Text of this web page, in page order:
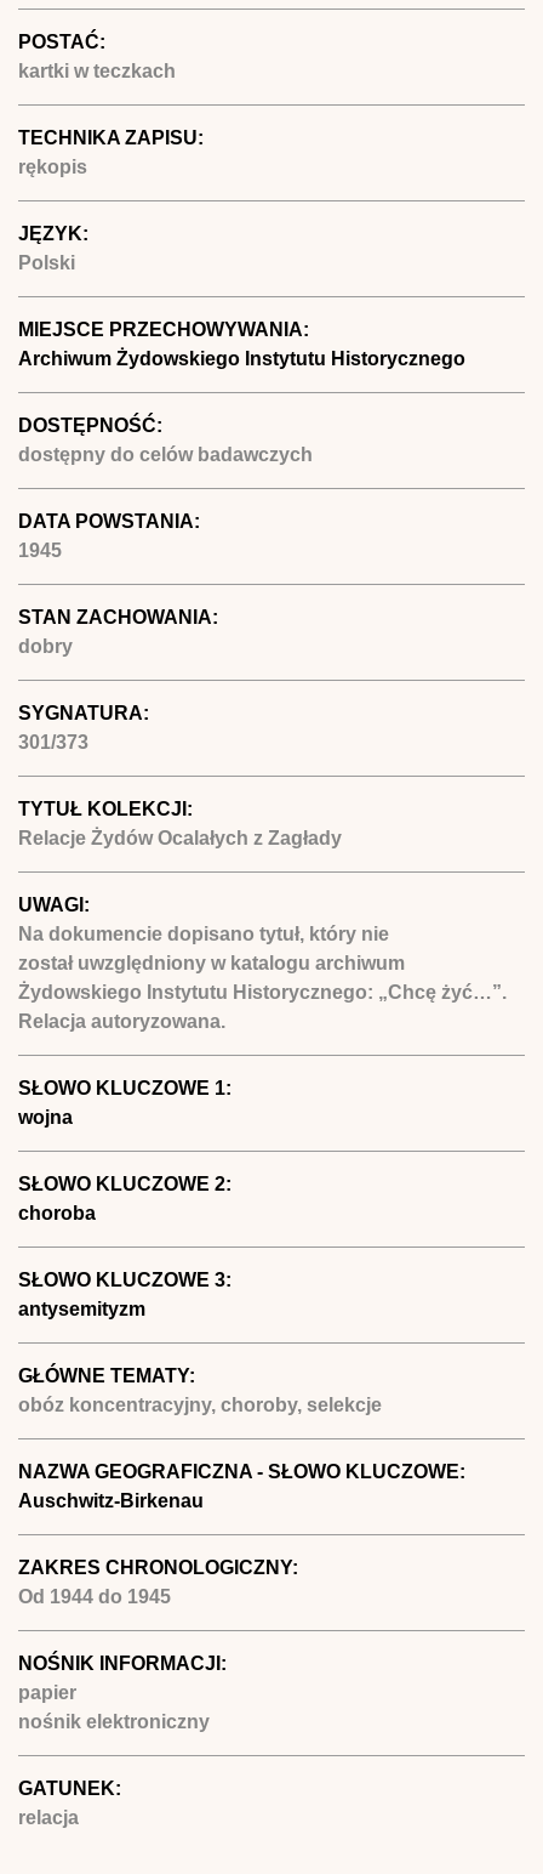
POSTAĆ:
kartki w teczkach
TECHNIKA ZAPISU:
rękopis
JĘZYK:
Polski
MIEJSCE PRZECHOWYWANIA:
Archiwum Żydowskiego Instytutu Historycznego
DOSTĘPNOŚĆ:
dostępny do celów badawczych
DATA POWSTANIA:
1945
STAN ZACHOWANIA:
dobry
SYGNATURA:
301/373
TYTUŁ KOLEKCJI:
Relacje Żydów Ocalałych z Zagłady
UWAGI:
Na dokumencie dopisano tytuł, który nie
został uwzględniony w katalogu archiwum
Żydowskiego Instytutu Historycznego: „Chcę żyć…”.
Relacja autoryzowana.
SŁOWO KLUCZOWE 1:
wojna
SŁOWO KLUCZOWE 2:
choroba
SŁOWO KLUCZOWE 3:
antysemityzm
GŁÓWNE TEMATY:
obóz koncentracyjny, choroby, selekcje
NAZWA GEOGRAFICZNA - SŁOWO KLUCZOWE:
Auschwitz-Birkenau
ZAKRES CHRONOLOGICZNY:
Od 1944 do 1945
NOŚNIK INFORMACJI:
papier
nośnik elektroniczny
GATUNEK:
relacja